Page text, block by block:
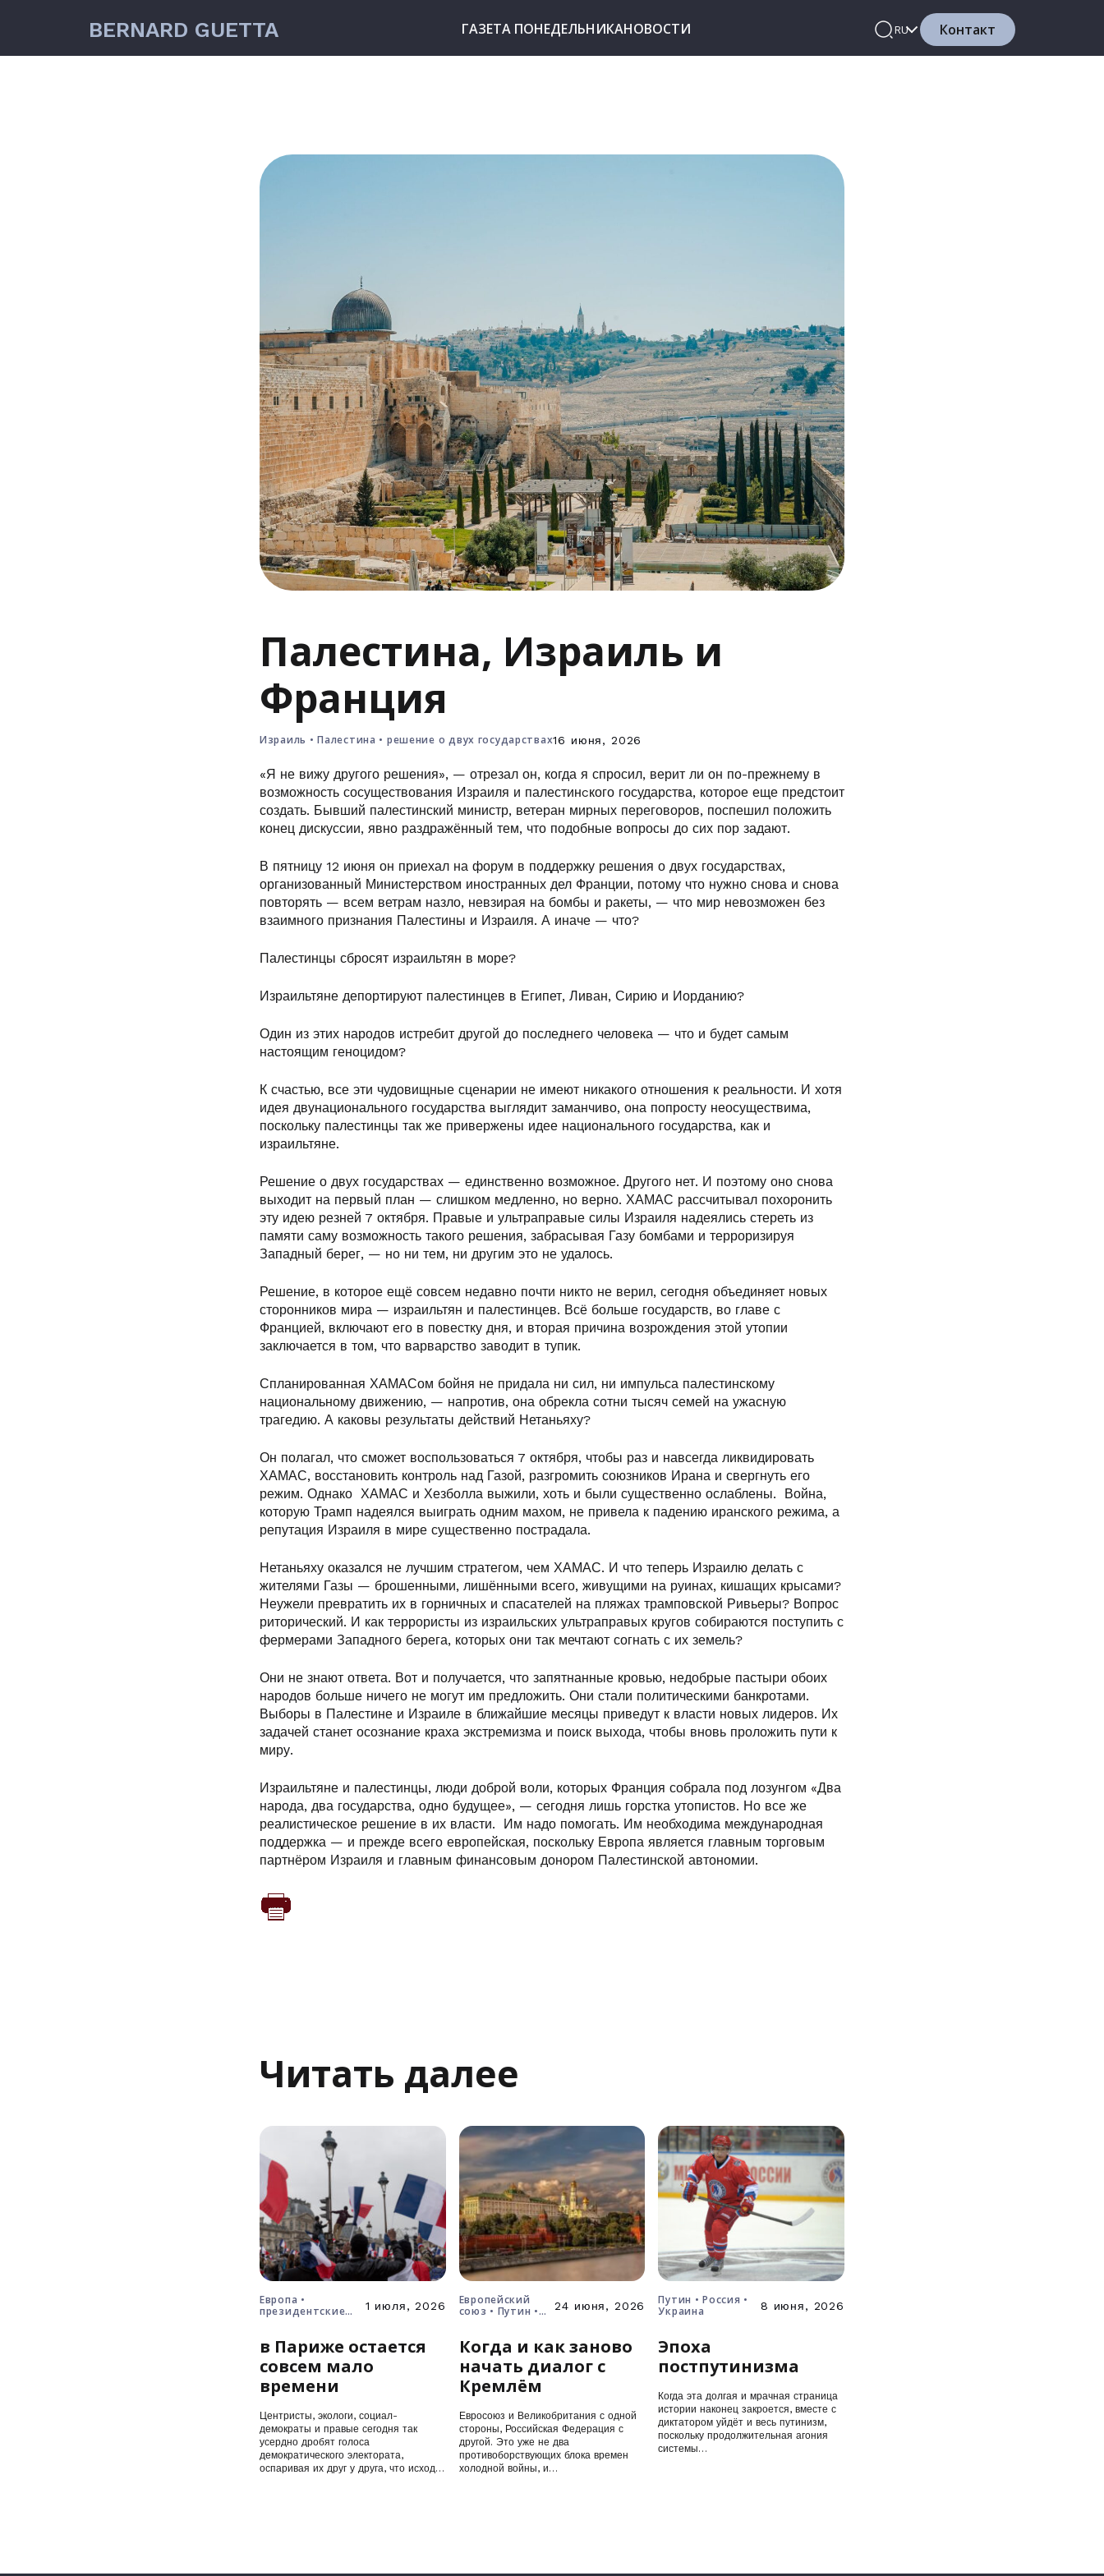
BERNARD GUETTA ГАЗЕТА ПОНЕДЕЛЬНИКАНОВОСТИ RU Контакт
Палестина, Израиль и
Франция
Израиль •Палестина • решение о двух государствах16 июня, 2026
«Я не вижу другого решения», — отрезал он, когда я спросил, верит ли он по-прежнему в
возможность сосуществования Израиля и палестинcкого государства, которое еще предстоит
создать. Бывший палестинский министр, ветеран мирных переговоров, поспешил положить
конец дискуссии, явно раздражённый тем, что подобные вопросы до сих пор задают.
В пятницу 12 июня он приехал на форум в поддержку решения о двух государствах,
организованный Министерством иностранных дел Франции, потому что нужно снова и снова
повторять — всем ветрам назло, невзирая на бомбы и ракеты, — что мир невозможен без
взаимного признания Палестины и Израиля. А иначе — что?
Палестинцы сбросят израильтян в море?
Израильтяне депортируют палестинцев в Египет, Ливан, Сирию и Иорданию?
Один из этих народов истребит другой до последнего человека — что и будет самым
настоящим геноцидом?
К счастью, все эти чудовищные сценарии не имеют никакого отношения к реальности. И хотя
идея двунационального государства выглядит заманчиво, она попросту неосуществима,
поскольку палестинцы так же привержены идее национального государства, как и
израильтяне.
Решение о двух государствах — единственно возможное. Другого нет. И поэтому оно снова
выходит на первый план — слишком медленно, но верно. ХАМАС рассчитывал похоронить
эту идею резней 7 октября. Правые и ультраправые силы Израиля надеялись стереть из
памяти саму возможность такого решения, забрасывая Газу бомбами и терроризируя
Западный берег, — но ни тем, ни другим это не удалось.
Решение, в которое ещё совсем недавно почти никто не верил, сегодня объединяет новых
сторонников мира — израильтян и палестинцев. Всё больше государств, во главе с
Францией, включают его в повестку дня, и вторая причина возрождения этой утопии
заключается в том, что варварство заводит в тупик.
Спланированная ХАМАСом бойня не придала ни сил, ни импульса палестинскому
национальному движению, — напротив, она обрекла сотни тысяч семей на ужасную
трагедию. А каковы результаты действий Нетаньяху?
Он полагал, что сможет воспользоваться 7 октября, чтобы раз и навсегда ликвидировать
ХАМАС, восстановить контроль над Газой, разгромить союзников Ирана и свергнуть его
режим. Однако ХАМАС и Хезболла выжили, хоть и были существенно ослаблены. Война,
которую Трамп надеялся выиграть одним махом, не привела к падению иранского режима, а
репутация Израиля в мире существенно пострадала.
Нетаньяху оказался не лучшим стратегом, чем ХАМАС. И что теперь Израилю делать с
жителями Газы — брошенными, лишёнными всего, живущими на руинах, кишащих крысами?
Неужели превратить их в горничных и спасателей на пляжах трамповской Ривьеры? Вопрос
риторический. И как террористы из израильских ультраправых кругов собираются поступить с
фермерами Западного берега, которых они так мечтают согнать с их земель?
Они не знают ответа. Вот и получается, что запятнанные кровью, недобрые пастыри обоих
народов больше ничего не могут им предложить. Они стали политическими банкротами.
Выборы в Палестине и Израиле в ближайшие месяцы приведут к власти новых лидеров. Их
задачей станет осознание краха экстремизма и поиск выхода, чтобы вновь проложить пути к
миру.
Израильтяне и палестинцы, люди доброй воли, которых Франция собрала под лозунгом «Два
народа, два государства, одно будущее», — сегодня лишь горстка утопистов. Но все же
реалистическое решение в их власти. Им надо помогать. Им необходима международная
поддержка — и прежде всего европейская, поскольку Европа является главным торговым
партнёром Израиля и главным финансовым донором Палестинской автономии.
Читать далее
Европа •
президентские
1 июля, 2026
в Париже остается
совсем мало
времени
Центристы, экологи, социал-
демократы и правые сегодня так
усердно дробят голоса
демократического электората,
оспаривая их друг у друга, что исход
Европейский
союз • Путин •
24 июня, 2026
Когда и как заново
начать диалог с
Кремлём
Евросоюз и Великобритания с одной
стороны, Российская Федерация с
другой. Это уже не два
противоборствующих блока времен
холодной войны, и…
Путин • Россия •
Украина
8 июня, 2026
Эпоха
постпутинизма
Когда эта долгая и мрачная страница
истории наконец закроется, вместе с
диктатором уйдёт и весь путинизм,
поскольку продолжительная агония
системы…